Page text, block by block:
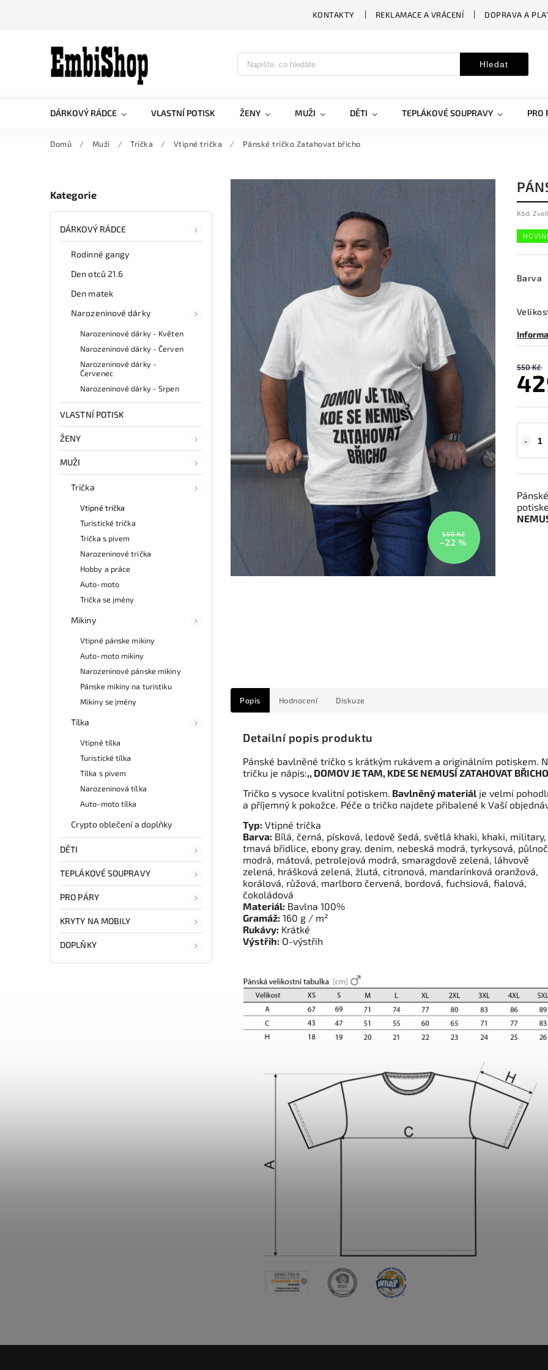
KONTAKTY REKLAMACE A VRÁCENÍ DOPRAVA A
Hledat
DÁRKOVÝ RÁDCE VLASTNÍ POTISK ŽENY MUŽI DĚTI TEPLÁKOVÉ SOUPRAVY PRO
Domů / Muži / Trička / Vtipné trička / Pánské tričko Zatahovat břicho
Kategorie
DÁRKOVÝ RÁDCE
Rodinné gangy
Den otců 21.6
Den matek
Narozeninové dárky
Narozeninové dárky - Květen
Narozeninové dárky - Červen
Narozeninové dárky -
Červenec
Narozeninové dárky - Srpen
VLASTNÍ POTISK
ŽENY
MUŽI
Trička
Vtipné trička
Turistické trička
Trička s pivem
Narozeninové trička
Hobby a práce
Auto-moto
Trička se jmény
Mikiny
Vtipné pánske mikiny
Auto-moto mikiny
Narozeninové pánske mikiny
Pánske mikiny na turistiku
Mikiny se jmény
Tílka
Vtipné tílka
Turistické tílka
Tílka s pivem
Narozeninová tílka
Auto-moto tílka
Crypto oblečení a doplňky
DĚTI
TEPLÁKOVÉ SOUPRAVY
PRO PÁRY
KRYTY NA MOBILY
DOPLŇKY
550 Kč
–22 %
Kód:
Barva
550 Kč
Popis Hodnocení Diskuze
Detailní popis produktu
Pánské bavlněné tričko s krátkým rukávem a originálním potiskem.
tričku je nápis:,, DOMOV JE TAM, KDE SE NEMUSÍ ZATAHOVAT
Tričko s vysoce kvalitní potiskem. Bavlněný materiál je velmi
a příjemný k pokožce. Péče o tričko najdete přibalené k Vaší
Typ: Vtipné trička
Barva: Bílá, černá, písková, ledově šedá, světlá khaki, khaki, military,
tmavá břidlice, ebony gray, denim, nebeská modrá, tyrkysová,
modrá, mátová, petrolejová modrá, smaragdově zelená, láhvově
zelená, hrášková zelená, žlutá, citronová, mandarinková oranžová,
korálová, růžová, marlboro červená, bordová, fuchsiová, fialová,
čokoládová
Materiál: Bavlna 100%
Gramáž: 160 g / m²
Rukávy: Krátké
Výstřih: O-výstřih